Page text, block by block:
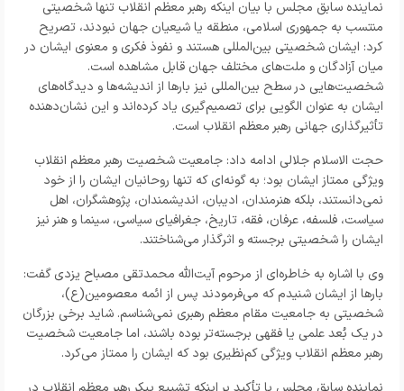
نماینده سابق مجلس با بیان اینکه رهبر معظم انقلاب تنها شخصیتی
منتسب به جمهوری اسلامی، منطقه یا شیعیان جهان نبودند، تصریح
کرد: ایشان شخصیتی بین‌المللی هستند و نفوذ فکری و معنوی ایشان در
میان آزادگان و ملت‌های مختلف جهان قابل مشاهده است.
شخصیت‌هایی در سطح بین‌المللی نیز بارها از اندیشه‌ها و دیدگاه‌های
ایشان به عنوان الگویی برای تصمیم‌گیری یاد کرده‌اند و این نشان‌دهنده
تأثیرگذاری جهانی رهبر معظم انقلاب است.
حجت الاسلام جلالی ادامه داد: جامعیت شخصیت رهبر معظم انقلاب
ویژگی ممتاز ایشان بود؛ به گونه‌ای که تنها روحانیان ایشان را از خود
نمی‌دانستند، بلکه هنرمندان، ادیبان، اندیشمندان، پژوهشگران، اهل
سیاست، فلسفه، عرفان، فقه، تاریخ، جغرافیای سیاسی، سینما و هنر نیز
ایشان را شخصیتی برجسته و اثرگذار می‌شناختند.
وی با اشاره به خاطره‌ای از مرحوم آیت‌الله محمدتقی مصباح یزدی گفت:
بارها از ایشان شنیدم که می‌فرمودند پس از ائمه معصومین(ع)،
شخصیتی به جامعیت مقام معظم رهبری نمی‌شناسم. شاید برخی بزرگان
در یک بُعد علمی یا فقهی برجسته‌تر بوده باشند، اما جامعیت شخصیت
رهبر معظم انقلاب ویژگی کم‌نظیری بود که ایشان را ممتاز می‌کرد.